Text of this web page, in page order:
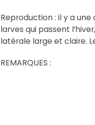
Reproduction : il y a
larves qui passent
latérale large et claire.
REMARQUES :